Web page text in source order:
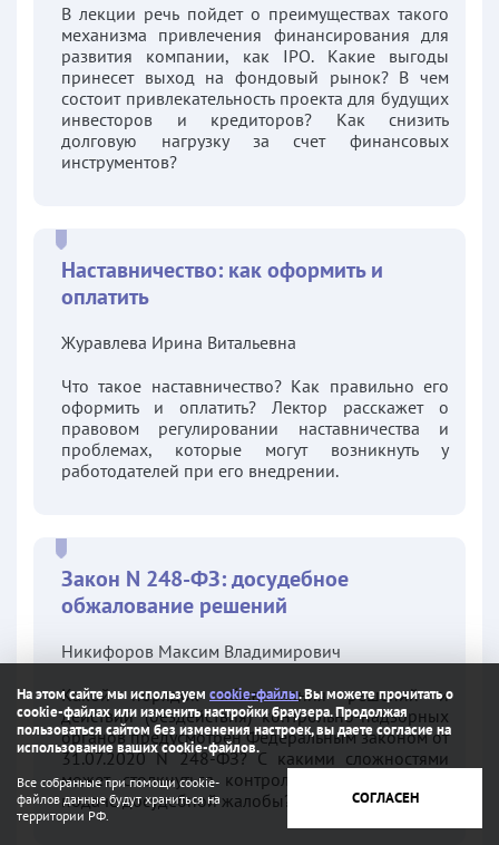
В лекции речь пойдет о преимуществах такого
механизма привлечения финансирования для
развития компании, как IPO. Какие выгоды
принесет выход на фондовый рынок? В чем
состоит привлекательность проекта для будущих
инвесторов и кредиторов? Как снизить
долговую нагрузку за счет финансовых
инструментов?
Наставничество: как оформить и
оплатить
Журавлева Ирина Витальевна
Что такое наставничество? Как правильно его
оформить и оплатить? Лектор расскажет о
правовом регулировании наставничества и
проблемах, которые могут возникнуть у
работодателей при его внедрении.
Закон N 248-ФЗ: досудебное
обжалование решений
Никифоров Максим Владимирович
Какой порядок обжалования решений и
действий (бездействия) контрольно-надзорных
органов предусмотрен Федеральным законом от
31.07.2020 N 248-ФЗ? С какими сложностями
может столкнуться контролируемое лицо при
подаче досудебной жалобы?
На этом сайте мы используем cookie-файлы. Вы можете прочитать о
cookie-файлах или изменить настройки браузера. Продолжая
пользоваться сайтом без изменения настроек, вы даете согласие на
использование ваших cookie-файлов.
Все собранные при помощи cookie-
файлов данные будут храниться на
территории РФ.
СОГЛАСЕН